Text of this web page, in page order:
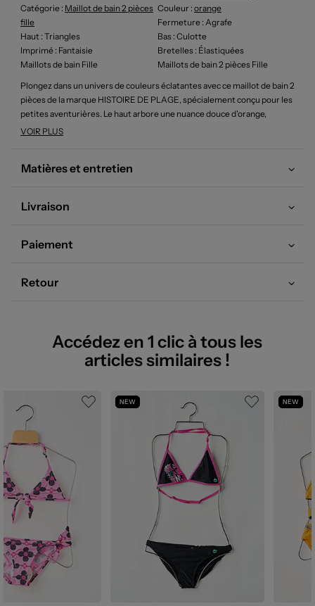
Catégorie : Maillot de bain 2 pièces
fille
Couleur : orange
Fermeture : Agrafe
Haut : Triangles Bas : Culotte
Imprimé : Fantaisie Bretelles : Élastiquées
Maillots de bain Fille
Maillots de bain 2 pièces Fille
Plongez dans un univers de couleurs éclatantes avec ce maillot de bain 2
pièces de la marque HISTOIRE DE PLAGE, spécialement conçu pour les
petites aventurières. Le haut arbore une nuance douce d'orange,
rehaussée de pompons roses qui ajoutent une touche ludique et
présente un motif rayé délicat, mêlant des tons de rose et de blanc, et
VOIR PLUS
Matières et entretien
Livraison
Paiement
Retour
Accédez en 1 clic à tous les
articles similaires !
NEW NEW